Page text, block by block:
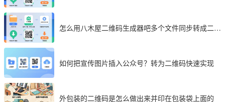
怎么用八木屋二维码生成器吧多个文件同步转成二维
如何把宣传图片插入公众号？转为二维码快速实现
外包装的二维码是怎么做出来并印在包装袋上面的